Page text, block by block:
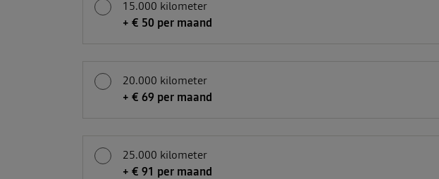
15.000 kilometer
+ € 50 per maand
20.000 kilometer
+ € 69 per maand
25.000 kilometer
+ € 91 per maand